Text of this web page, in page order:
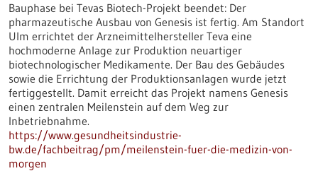
Bauphase bei Tevas Biotech-Projekt beendet: Der
pharmazeutische Ausbau von Genesis ist fertig. Am Standort
Ulm errichtet der Arzneimittelhersteller Teva eine
hochmoderne Anlage zur Produktion neuartiger
biotechnologischer Medikamente. Der Bau des Gebäudes
sowie die Errichtung der Produktionsanlagen wurde jetzt
fertiggestellt. Damit erreicht das Projekt namens Genesis
einen zentralen Meilenstein auf dem Weg zur
Inbetriebnahme.
https://www.gesundheitsindustrie-
bw.de/fachbeitrag/pm/meilenstein-fuer-die-medizin-von-
morgen